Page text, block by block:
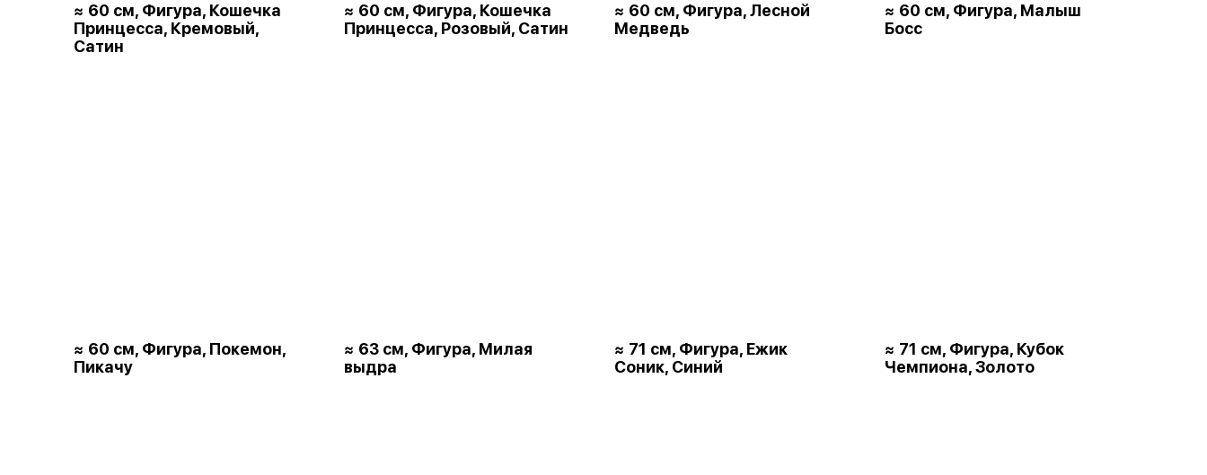
≈ 60 см, Фигура, Кошечка
Принцесса, Кремовый,
Сатин
≈ 60 см, Фигура, Кошечка
Принцесса, Розовый, Сатин
≈ 60 см, Фигура, Лесной
Медведь
≈ 60 см, Фигура, Малыш
Босс
≈ 60 см, Фигура, Покемон,
Пикачу
≈ 63 см, Фигура, Милая
выдра
≈ 71 см, Фигура, Ежик
Соник, Синий
≈ 71 см, Фигура, Кубок
Чемпиона, Золото